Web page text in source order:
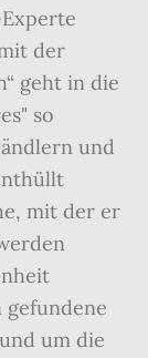
Experte
der
geht in die
so
und
mit der er
gefundene
um die